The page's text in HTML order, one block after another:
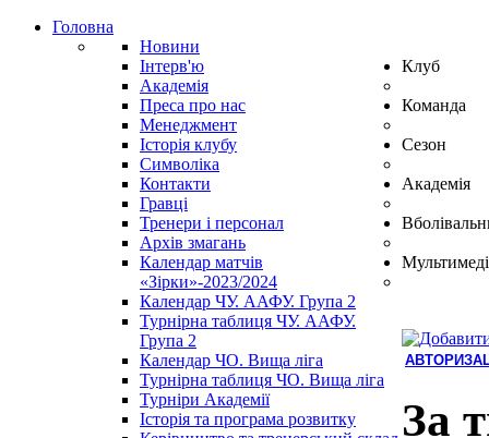
Головна
Новини
Інтерв'ю
Академія
Преса про нас
Клуб
Менеджмент
Історія клубу
Символіка
Контакти
Команда
Гравці
Тренери і персонал
Архів змагань
Сезон
Календар матчів
«Зірки»-2023/2024
Календар ЧУ. ААФУ. Група 2
Турнірна таблиця ЧУ. ААФУ.
Група 2
Календар ЧО. Вища ліга
Турнірна таблиця ЧО. Вища ліга
Академія
Турніри Академії
Історія та програма розвитку
За